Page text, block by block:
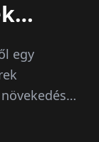
egy